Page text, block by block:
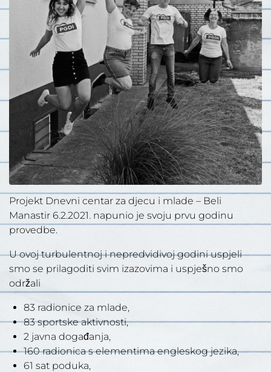
Projekt Dnevni centar za djecu i mlade – Beli
Manastir 6.2.2021. napunio je svoju prvu godinu
provedbe.
U ovoj turbulentnoj i nepredvidivoj godini uspjeli
smo se prilagoditi svim izazovima i uspješno smo
održali
83 radionice za mlade,
83 sportske aktivnosti,
2 javna događanja,
160 radionica s elementima engleskog jezika,
61 sat poduka,